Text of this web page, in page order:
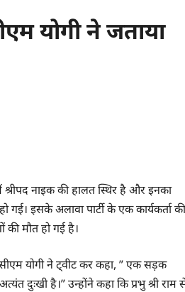
योगी ने जताया
श्रीपद नाइक की हालत स्थिर है और इनका
इसके अलावा पार्टी के एक कार्यकर्ता की
मौत हो गई है।
सीएम योगी ने ट्वीट कर कहा, ” एक सड़क
दुःखी है।” उन्होंने कहा कि प्रभु श्री राम